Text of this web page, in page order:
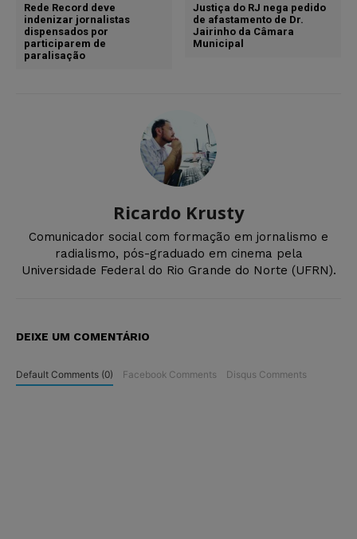
Rede Record deve
indenizar jornalistas
dispensados por
participarem de
paralisação
Justiça do RJ nega pedido
de afastamento de Dr.
Jairinho da Câmara
Municipal
Ricardo Krusty
Comunicador social com formação em jornalismo e
radialismo, pós-graduado em cinema pela
Universidade Federal do Rio Grande do Norte (UFRN).
DEIXE UM COMENTÁRIO
Default Comments (0) Facebook Comments Disqus Comments